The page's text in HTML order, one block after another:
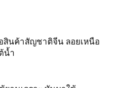
สินค้าสัญชาติจีน ลอยเหนือ
น้ำ